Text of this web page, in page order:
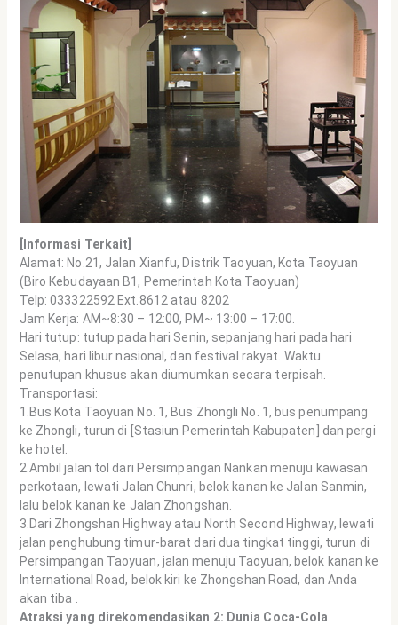
[Informasi Terkait]
Alamat: No.21, Jalan Xianfu, Distrik Taoyuan, Kota Taoyuan
(Biro Kebudayaan B1, Pemerintah Kota Taoyuan)
Telp: 033322592 Ext.8612 atau 8202
Jam Kerja: AM~8:30 – 12:00, PM~ 13:00 – 17:00.
Hari tutup: tutup pada hari Senin, sepanjang hari pada hari
Selasa, hari libur nasional, dan festival rakyat. Waktu
penutupan khusus akan diumumkan secara terpisah.
Transportasi:
1.Bus Kota Taoyuan No. 1, Bus Zhongli No. 1, bus penumpang
ke Zhongli, turun di [Stasiun Pemerintah Kabupaten] dan pergi
ke hotel.
2.Ambil jalan tol dari Persimpangan Nankan menuju kawasan
perkotaan, lewati Jalan Chunri, belok kanan ke Jalan Sanmin,
lalu belok kanan ke Jalan Zhongshan.
3.Dari Zhongshan Highway atau North Second Highway, lewati
jalan penghubung timur-barat dari dua tingkat tinggi, turun di
Persimpangan Taoyuan, jalan menuju Taoyuan, belok kanan ke
International Road, belok kiri ke Zhongshan Road, dan Anda
akan tiba .
Atraksi yang direkomendasikan 2: Dunia Coca-Cola